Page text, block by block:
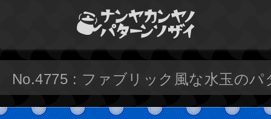
No.4775 : ファブリック風な水玉のパ